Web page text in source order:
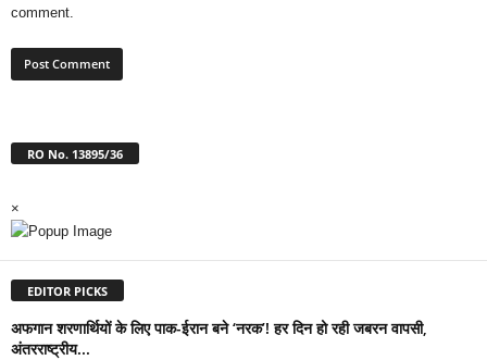
comment.
RO No. 13895/36
×
EDITOR PICKS
अफगान शरणार्थियों के लिए पाक-ईरान बने ‘नरक’! हर दिन हो रही जबरन वापसी,
अंतरराष्ट्रीय...